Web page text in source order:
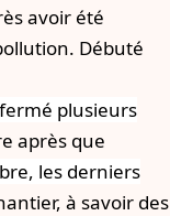
avoir été
Débuté
plusieurs
après que
les derniers
à savoir des